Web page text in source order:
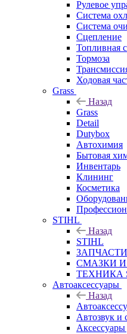
Рулевое
Система
Система
Сцепление
Топливная
Тормоза
Ходовая
Grass
Назад
Grass
Detail
Dutybox
Автохимия
Бытовая
Инвентарь
Клининг
Косметика
STIHL
Назад
STIHL
СМАЗКИ И
ТЕХНИКА
Автоаксессуары
Назад
Автозвук и
Аксессуары